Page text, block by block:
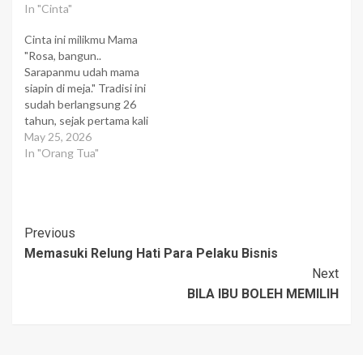
panjang dan melelahkan.
dihadapkan pada suatu
keadaan yang tidak
seimbang antara akal
sehat dan nurani. Lelah
ketika kita harus menuruti
akal sehat untuk berlaku
normal meski semuanya
menjadi abnormal. Lelah…
In "Cinta"
Cinta ini milikmu Mama
"Rosa, bangun..
Sarapanmu udah mama
siapin di meja." Tradisi ini
sudah berlangsung 26
tahun, sejak pertama kali
aku bisa mengingat tapi
kebiasaan mama tak
mama pada suatu pagi.
Wajah tua itu langsung
May 25, 2026
In "Orang Tua"
Post
Navigation
Previous
Memasuki Relung Hati Para Pelaku Bisnis
Next
BILA IBU BOLEH MEMILIH